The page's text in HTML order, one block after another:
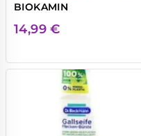
BIOKAMIN
14,99€